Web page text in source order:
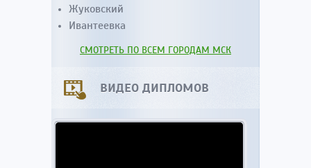
Жуковский
Ивантеевка
СМОТРЕТЬ ПО ВСЕМ ГОРОДАМ МСК
ВИДЕО ДИПЛОМОВ